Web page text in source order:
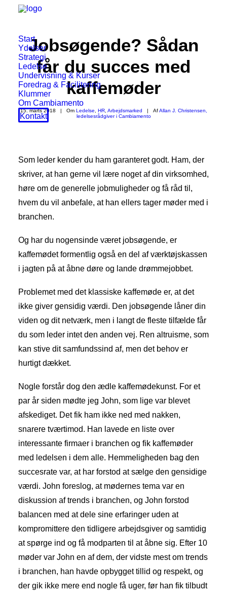
Start
Ydelser
Strategi
Ledelse
Undervisning & Kurser
Foredrag & Facilitering
Klummer
Om Cambiamento
Kontakt
Jobsøgende? Sådan
får du succes med
kaffemøder
15. marts 2018 | Om Ledelse HR, Arbejdsmarked | AfAllan J. Christensen,
ledelsesrådgiver i Cambiamento
Som leder kender du ham garanteret godt. Ham, der
skriver, at han gerne vil lære noget af din virksomhed,
høre om de generelle jobmuligheder og få råd til,
hvem du vil anbefale, at han ellers tager møder med i
branchen.
Og har du nogensinde været jobsøgende, er
kaffemødet formentlig også en del af værktøjskassen
i jagten på at åbne døre og lande drømmejobbet.
Problemet med det klassiske kaffemøde er, at det
ikke giver gensidig værdi. Den jobsøgende låner din
viden og dit netværk, men i langt de fleste tilfælde får
du som leder intet den anden vej. Ren altruisme, som
kan stive dit samfundssind af, men det behov er
hurtigt dækket.
Nogle forstår dog den ædle kaffemødekunst. For et
par år siden mødte jeg John, som lige var blevet
afskediget. Det fik ham ikke ned med nakken,
snarere tværtimod. Han lavede en liste over
interessante firmaer i branchen og fik kaffemøder
med ledelsen i dem alle. Hemmeligheden bag den
succesrate var, at har forstod at sælge den gensidige
værdi. John foreslog, at mødernes tema var en
diskussion af trends i branchen, og John forstod
balancen med at dele sine erfaringer uden at
kompromittere den tidligere arbejdsgiver og samtidig
at spørge ind og få modparten til at åbne sig. Efter 10
møder var John en af dem, der vidste mest om trends
i branchen, han havde opbygget tillid og respekt, og
der gik ikke mere end nogle få uger, før han fik tilbudt